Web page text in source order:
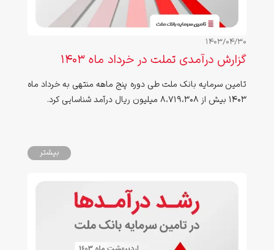
1403/04/30
گزارش درآمدی تملت در خرداد ماه ۱۴۰3
تامین سرمایه بانک ملت طی دوره پنج ماهه منتهی به خرداد ماه
۱۴۰3 بیش از 8،719،308 میلیون ریال درآمد شناسایی کرد.
بیشتر